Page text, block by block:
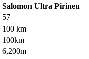
Salomon Ultra Pirineu
57
100 km
100km
6,200m